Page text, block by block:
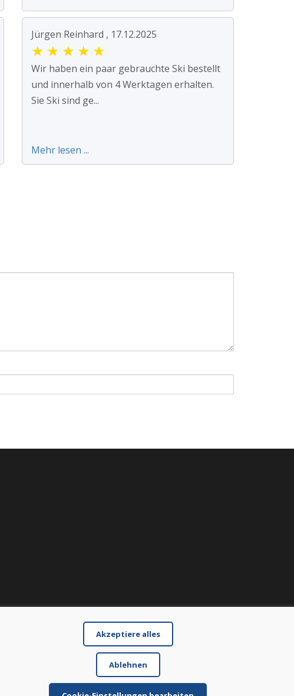
Jürgen Reinhard , 17.12.2025
★ ★ ★ ★ ★
Wir haben ein paar gebrauchte Ski bestellt
und innerhalb von 4 Werktagen erhalten.
Sie Ski sind ge...
Mehr lesen ...
Akzeptiere alles
Ablehnen